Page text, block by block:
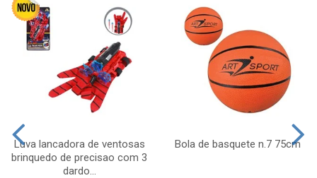
Luva lancadora de ventosas
brinquedo de precisao com 3
dardo...
Bola de basquete n.7 75cm